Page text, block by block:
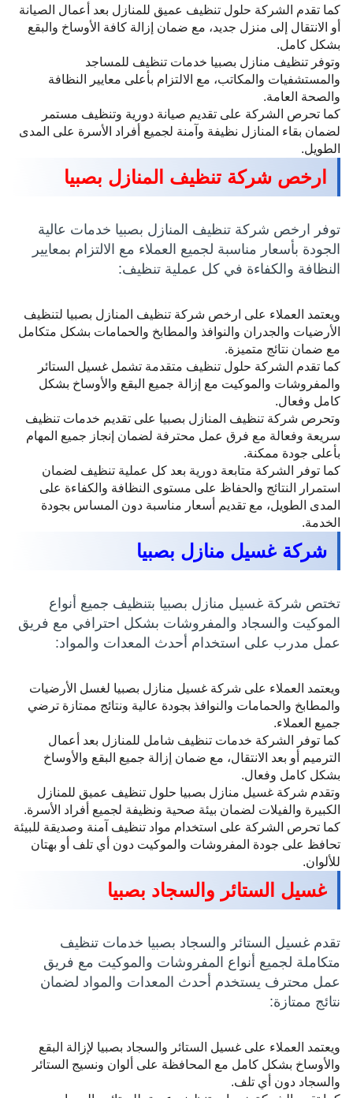
كما تقدم الشركة حلول تنظيف عميق للمنازل بعد أعمال الصيانة
أو الانتقال إلى منزل جديد، مع ضمان إزالة كافة الأوساخ والبقع
بشكل كامل.
وتوفر تنظيف منازل بصبيا خدمات تنظيف للمساجد
والمستشفيات والمكاتب، مع الالتزام بأعلى معايير النظافة
والصحة العامة.
كما تحرص الشركة على تقديم صيانة دورية وتنظيف مستمر
لضمان بقاء المنازل نظيفة وآمنة لجميع أفراد الأسرة على المدى
الطويل.
ارخص شركة تنظيف المنازل بصبيا
توفر ارخص شركة تنظيف المنازل بصبيا خدمات عالية
الجودة بأسعار مناسبة لجميع العملاء مع الالتزام بمعايير
النظافة والكفاءة في كل عملية تنظيف:
ويعتمد العملاء على ارخص شركة تنظيف المنازل بصبيا لتنظيف
الأرضيات والجدران والنوافذ والمطابخ والحمامات بشكل متكامل
مع ضمان نتائج متميزة.
كما تقدم الشركة حلول تنظيف متقدمة تشمل غسيل الستائر
والمفروشات والموكيت مع إزالة جميع البقع والأوساخ بشكل
كامل وفعال.
وتحرص شركة تنظيف المنازل بصبيا على تقديم خدمات تنظيف
سريعة وفعالة مع فرق عمل محترفة لضمان إنجاز جميع المهام
بأعلى جودة ممكنة.
كما توفر الشركة متابعة دورية بعد كل عملية تنظيف لضمان
استمرار النتائج والحفاظ على مستوى النظافة والكفاءة على
المدى الطويل، مع تقديم أسعار مناسبة دون المساس بجودة
الخدمة.
شركة غسيل منازل بصبيا
تختص شركة غسيل منازل بصبيا بتنظيف جميع أنواع
الموكيت والسجاد والمفروشات بشكل احترافي مع فريق
عمل مدرب على استخدام أحدث المعدات والمواد:
ويعتمد العملاء على شركة غسيل منازل بصبيا لغسل الأرضيات
والمطابخ والحمامات والنوافذ بجودة عالية ونتائج ممتازة ترضي
جميع العملاء.
كما توفر الشركة خدمات تنظيف شامل للمنازل بعد أعمال
الترميم أو بعد الانتقال، مع ضمان إزالة جميع البقع والأوساخ
بشكل كامل وفعال.
وتقدم شركة غسيل منازل بصبيا حلول تنظيف عميق للمنازل
الكبيرة والفيلات لضمان بيئة صحية ونظيفة لجميع أفراد الأسرة.
كما تحرص الشركة على استخدام مواد تنظيف آمنة وصديقة للبيئة
تحافظ على جودة المفروشات والموكيت دون أي تلف أو بهتان
للألوان.
غسيل الستائر والسجاد بصبيا
تقدم غسيل الستائر والسجاد بصبيا خدمات تنظيف
متكاملة لجميع أنواع المفروشات والموكيت مع فريق
عمل محترف يستخدم أحدث المعدات والمواد لضمان
نتائج ممتازة:
ويعتمد العملاء على غسيل الستائر والسجاد بصبيا لإزالة البقع
والأوساخ بشكل كامل مع المحافظة على ألوان ونسيج الستائر
والسجاد دون أي تلف.